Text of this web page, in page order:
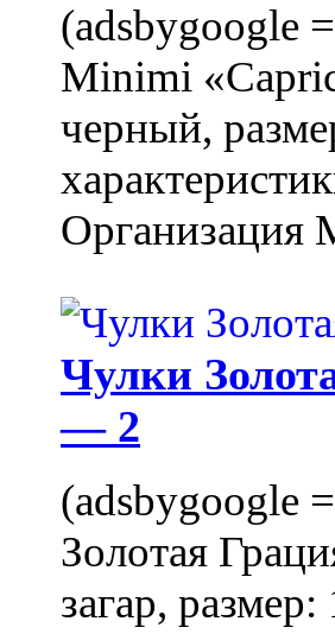
(adsbygoogle
Minimi
черный,
Организация
Чулки
— 2
(adsbygoogle
Золотая
загар,